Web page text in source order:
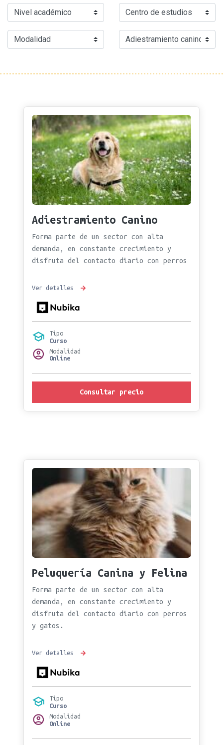
Adiestramiento Canino
Forma parte de un sector con alta
demanda, en constante crecimiento y
disfruta del contacto diario con perros
Ver detalles
Tipo
Curso
Modalidad
Online
Consultar precio
Peluquería Canina y Felina
Forma parte de un sector con alta
demanda, en constante crecimiento y
disfruta del contacto diario con perros
y gatos.
Ver detalles
Tipo
Curso
Modalidad
Online